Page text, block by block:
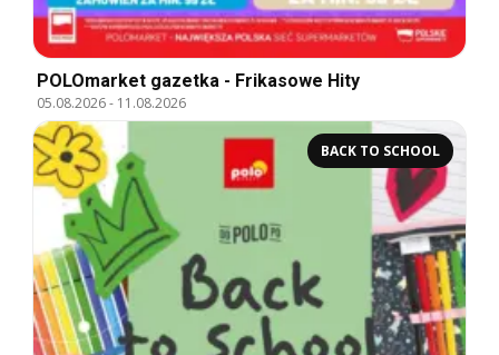
POLOmarket gazetka - Frikasowe Hity
05.08.2026- 11.08.2026
BACK TO SCHOOL